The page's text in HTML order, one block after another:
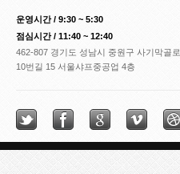
o
m
비
아
5
w
w.
운영시간 / 9:30 ~ 5:30
점심시간 / 11:40 ~ 12:40
462-807 경기도 성남시 중원구 사기막골로
10번길 15 서울샤프중공업 4층